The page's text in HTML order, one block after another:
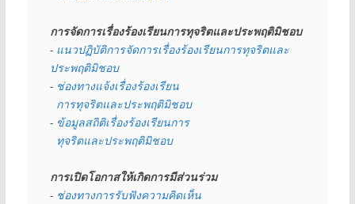
การจัดการเรื่องร้องเรียนการทุจริตและประพฤติมิชอบ
- แนวปฏิบัติการจัดการเรื่องร้องเรียนการทุจริตและ
ประพฤติมิชอบ
- ช่องทางแจ้งเรื่องร้องเรียน
  การทุจริตและประพฤติมิชอบ
- ข้อมูลสถิติเรื่องร้องเรียนการ
  ทุจริตและประพฤติมิชอบ
การเปิดโอกาสให้เกิดการมีส่วนร่วม
- ช่องทางการรับฟังความคิดเห็น